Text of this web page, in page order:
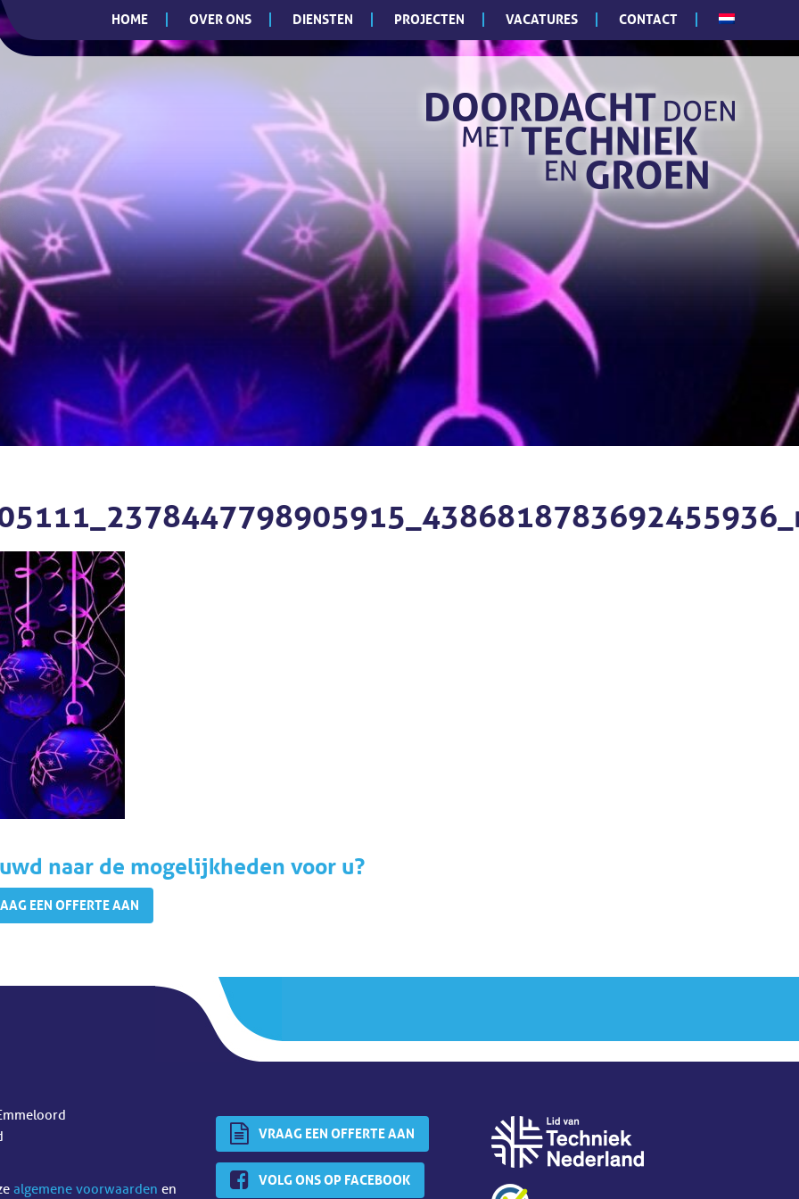
HOME OVER ONS DIENSTEN PROJECTEN VACATURES CONTACT
naar de mogelijkheden voor u?
EEN OFFERTE AAN
algemene voorwaarden en
VRAAG EEN OFFERTE AAN
VOLG ONS OP FACEBOOK